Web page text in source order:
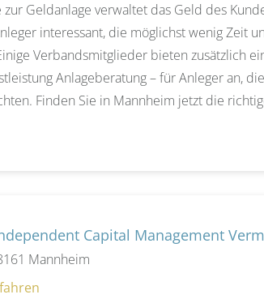
Geldanlage verwaltet das Geld des
interessant, die möglichst wenig Zeit
Verbandsmitglieder bieten zusätzlich
Anlageberatung – für Anleger an,
Finden Sie in Mannheim jetzt die
Capital Management
Mannheim